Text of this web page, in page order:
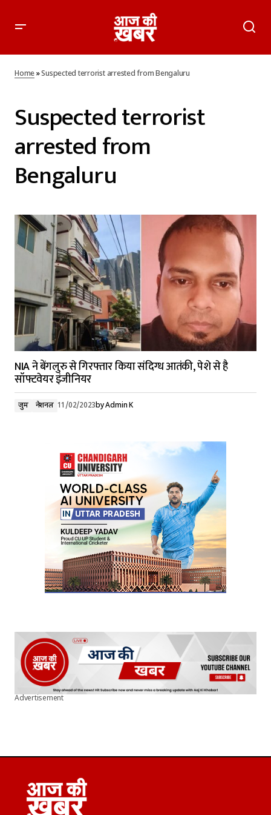
Home»Suspected terrorist arrested from Bengaluru
Suspected terrorist
arrested from
Bengaluru
NIA ने बेंगलुरु से गिरफ्तार किया संदिग्ध आतंकी, पेशे से है
सॉफ्टवेयर इंजीनियर
जुर्म नेशनल 11/02/2023byAdmin K
Advertisement